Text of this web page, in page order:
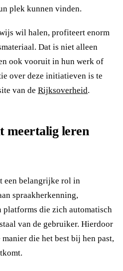
plek kunnen vinden.
wil halen, profiteert enorm
Dat is niet alleen
ook vooruit in hun werk of
over deze initiatieven is te
van de Rijksoverheid.
meertalig leren
een belangrijke rol in
spraakherkenning,
die zich automatisch
van de gebruiker. Hierdoor
die het best bij hen past,